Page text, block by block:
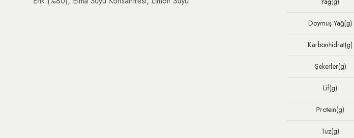
Doymuş Yağ(g)
Karbonhidrat(g)
Şekerler(g)
Lif(g)
Protein(g)
Tuz(g)